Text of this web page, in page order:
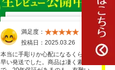
満足度：
投稿日：2025.03.26
本当に手彫りか心配になるくらい、
早い発送でした。商品は凄く素敵
満足度：
投稿日：2025.03.30
満足度：
投稿日：2025.04.01
満足度：
投稿日：2025.03.29
満足度：
投稿日：2025.03.17